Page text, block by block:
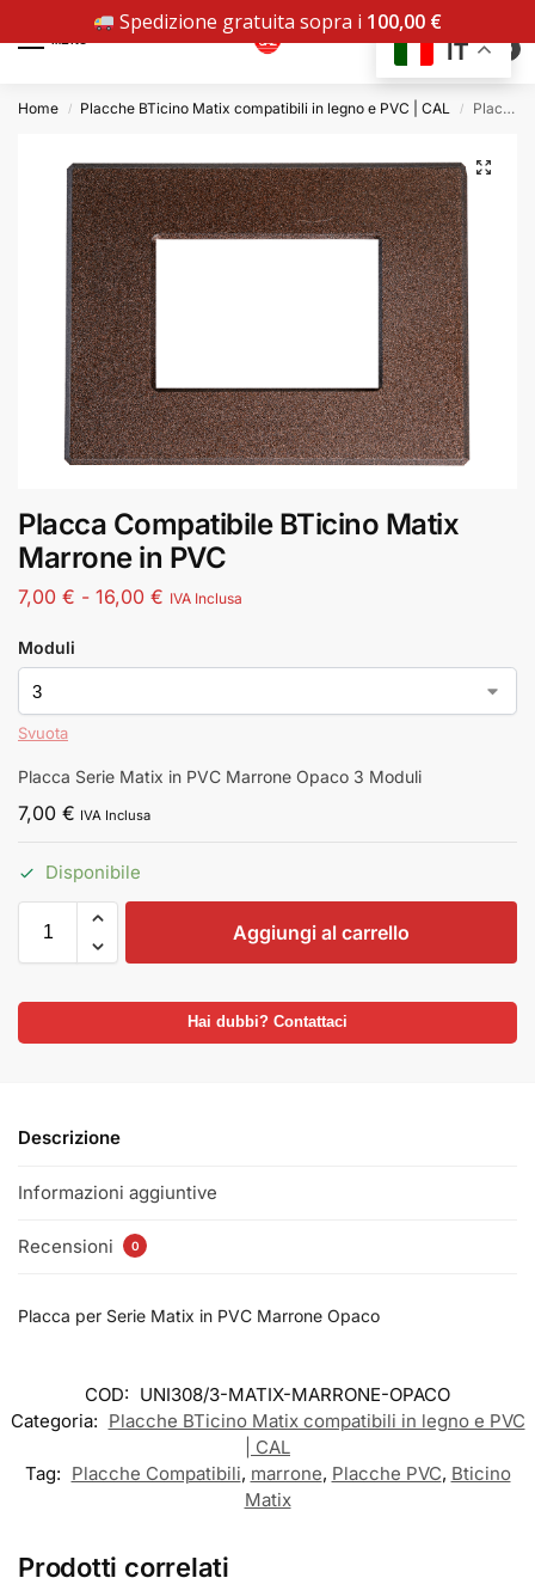
0
Home / Placche BTicino Matix compatibili in legno e PVC | CAL / Placca Compatibile BTicino Matix Marrone in PVC
Placca Compatibile BTicino Matix
Marrone in PVC
7,00 € - 16,00 € IVA Inclusa
Moduli
Svuota
Placca Serie Matix in PVC Marrone Opaco 3 Moduli
7,00 € IVA Inclusa
Disponibile
Aggiungi al carrello
Hai dubbi? Contattaci
Descrizione
Informazioni aggiuntive
Recensioni 0
Placca per Serie Matix in PVC Marrone Opaco
COD: UNI308/3-MATIX-MARRONE-OPACO
Categoria: Placche BTicino Matix compatibili in legno e PVC
| CAL
Tag: Placche Compatibili, marrone, Placche PVC, Bticino
Matix
Prodotti correlati
IT
Spedizione gratuita sopra i 100,00 €